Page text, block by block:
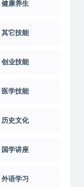
健康养生
其它技能
创业技能
医学技能
历史文化
国学讲座
外语学习